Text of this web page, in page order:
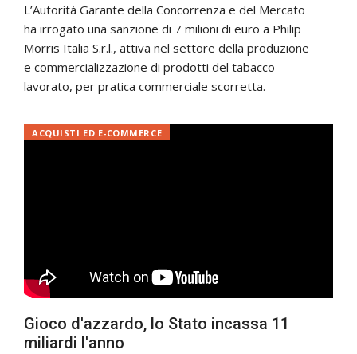
L’Autorità Garante della Concorrenza e del Mercato
ha irrogato una sanzione di 7 milioni di euro a Philip
Morris Italia S.r.l., attiva nel settore della produzione
e commercializzazione di prodotti del tabacco
lavorato, per pratica commerciale scorretta.
Gioco d'azzardo, lo Stato incassa 11
miliardi l'anno
ACQUISTI ED E-COMMERCE